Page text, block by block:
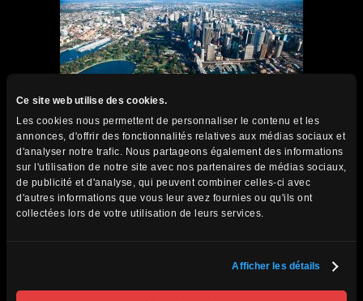
Ce site web utilise des cookies.
Les cookies nous permettent de personnaliser le contenu et les
annonces, d'offrir des fonctionnalités relatives aux médias sociaux et
d'analyser notre trafic. Nous partageons également des informations
sur l'utilisation de notre site avec nos partenaires de médias sociaux,
de publicité et d'analyse, qui peuvent combiner celles-ci avec
d'autres informations que vous leur avez fournies ou qu'ils ont
collectées lors de votre utilisation de leurs services.
Afficher les détails
Les incontournables à consulter